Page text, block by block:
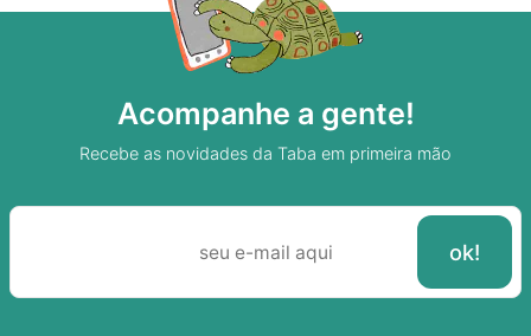
Acompanhe a gente!
Recebe as novidades da Taba em primeira mão